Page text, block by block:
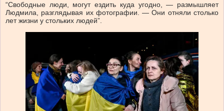
“Свободные люди, могут ездить куда угодно, — размышляет
Людмила, разглядывая их фотографии. — Они отняли столько
лет жизни у стольких людей”.